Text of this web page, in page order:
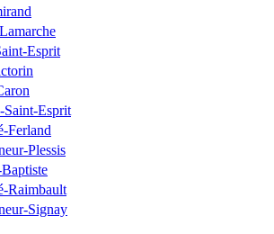
Esprit
Saint-Esprit
Ferland
Plessis
Raimbault
Signay